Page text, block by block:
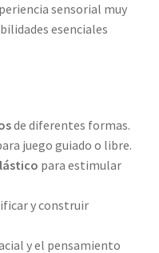
sensorial muy
esenciales
de diferentes formas.
juego guiado o libre.
para estimular
y construir
y el pensamiento